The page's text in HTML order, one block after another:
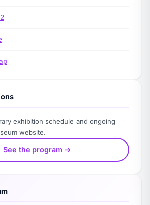
exhibition schedule and ongoing
website.
See the program →